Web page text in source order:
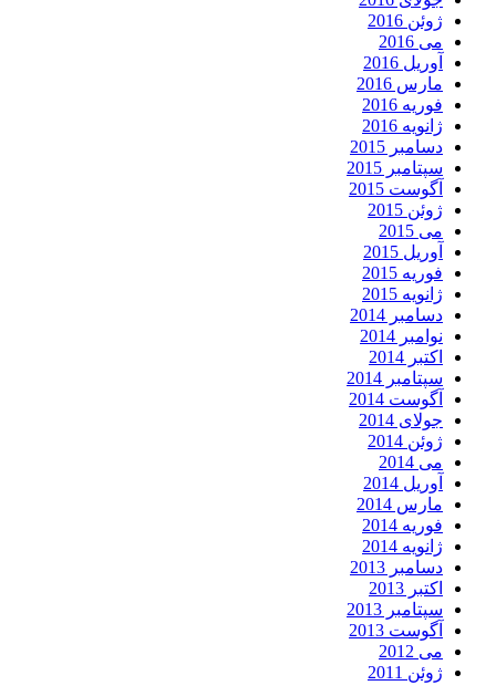
ژوئن 2016
می 2016
آوریل 2016
مارس 2016
فوریه 2016
ژانویه 2016
دسامبر 2015
سپتامبر 2015
آگوست 2015
ژوئن 2015
می 2015
آوریل 2015
فوریه 2015
ژانویه 2015
دسامبر 2014
نوامبر 2014
اکتبر 2014
سپتامبر 2014
آگوست 2014
جولای 2014
ژوئن 2014
می 2014
آوریل 2014
مارس 2014
فوریه 2014
ژانویه 2014
دسامبر 2013
اکتبر 2013
سپتامبر 2013
آگوست 2013
می 2012
ژوئن 2011